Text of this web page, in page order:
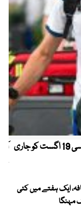
کیریبین پریمیئر لیگ ، قومی کرکٹرز کو این او سی 19 اگست کو جاری
ایک ہفتے میں کئی